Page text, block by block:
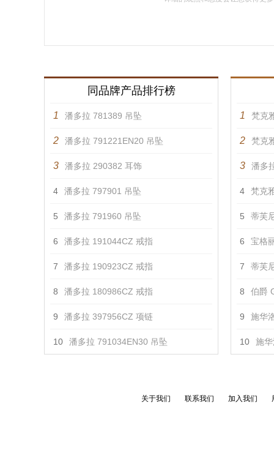
同品牌产品排行榜
1 潘多拉 781389 吊坠
2 潘多拉 791221EN20 吊坠
3 潘多拉 290382 耳饰
4 潘多拉 797901 吊坠
5 潘多拉 791960 吊坠
6 潘多拉 191044CZ 戒指
7 潘多拉 190923CZ 戒指
8 潘多拉 180986CZ 戒指
9 潘多拉 397956CZ 项链
10 潘多拉 791034EN30 吊坠
1 梵克
2 梵克
3 潘多
4 梵克
5 蒂芙
6 宝格
7 蒂芙尼
8 伯爵
9 施华
10 施
关于我们 联系我们 加入我们